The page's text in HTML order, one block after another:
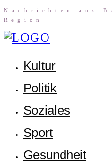
Nach­rich­ten aus
Region
Kul­tur
Poli­tik
Sozia­les
Sport
Gesund­heit